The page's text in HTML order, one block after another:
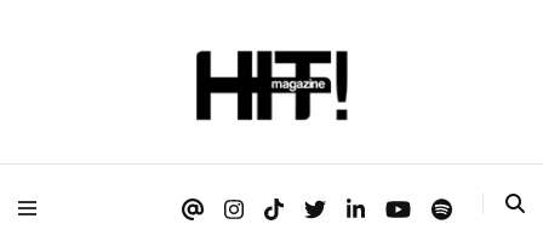
HIT!Magazine